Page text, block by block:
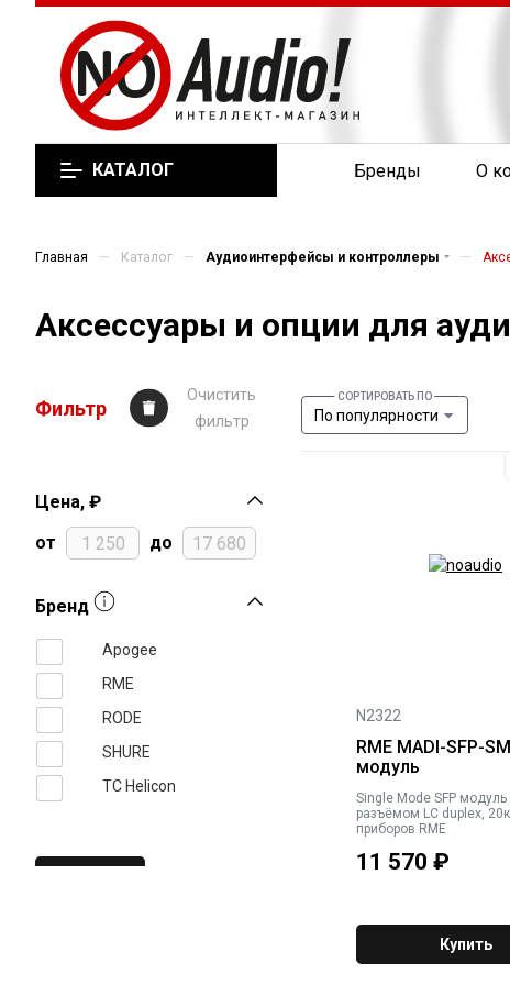
КАТАЛОГ Бренды О
Главная — Каталог — Аудиоинтерфейсы и контроллеры —
Аксессуары и опции для
По популярности
N2322
RME MADI-SFP-
модуль
Single Mode SFP модуль
разъёмом LC duplex,
приборов RME
11 570 ₽
Купить
Фильтр
Очистить
фильтр
Цена, ₽
от
до
Бренд
Apogee
RME
RODE
SHURE
TC Helicon